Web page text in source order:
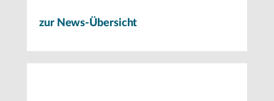
zur News-Übersicht